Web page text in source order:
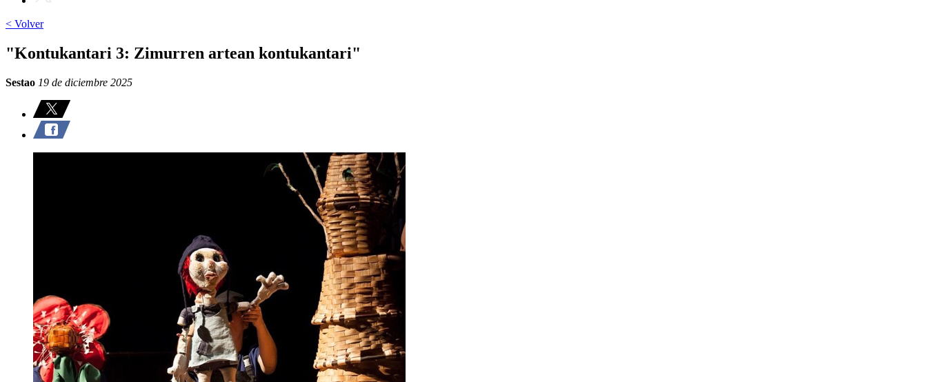
< Volver
"Kontukantari 3: Zimurren artean kontukantari"
Sestao 19 de diciembre 2025